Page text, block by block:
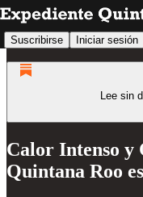
Suscribirse Iniciar sesión
Lee sin
Calor Intenso y
Quintana Roo